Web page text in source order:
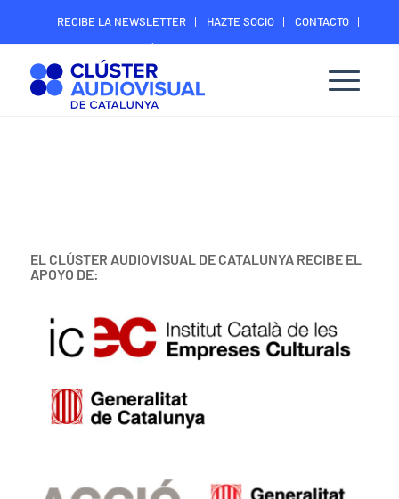
RECIBE LA NEWSLETTER HAZTE SOCIO
CONTACTO
ÁREA DIGITAL SOCIOS
EL CLÚSTER AUDIOVISUAL DE CATALUNYA RECIBE EL
APOYO DE: